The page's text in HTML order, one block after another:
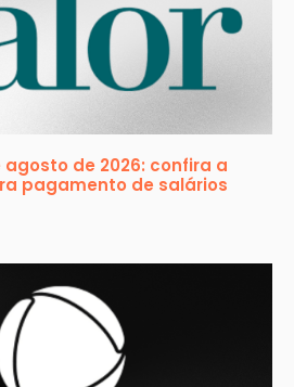
de 2026: confira a
pagamento de salários